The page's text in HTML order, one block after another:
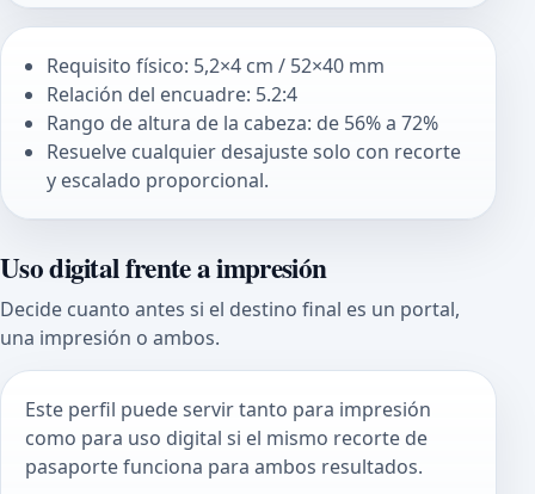
Requisito físico: 5,2×4 cm / 52×40 mm
Relación del encuadre: 5.2:4
Rango de altura de la cabeza: de 56% a 72%
Resuelve cualquier desajuste solo con recorte
y escalado proporcional.
Uso digital frente a impresión
Decide cuanto antes si el destino final es un portal,
una impresión o ambos.
Este perfil puede servir tanto para impresión
como para uso digital si el mismo recorte de
pasaporte funciona para ambos resultados.